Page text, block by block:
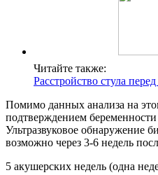
Читайте также:
Расстройство стула
Помимо данных анализа на
подтверждением
Ультразвуковое обнаружение
возможно через 3-6 недель
5 акушерских недель (одна